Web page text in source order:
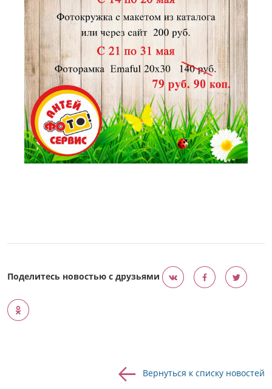
Поделитесь новостью с друзьями
Вернуться к списку новостей